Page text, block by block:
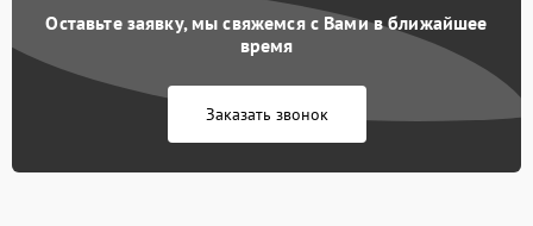
коркое время
1000 ₽ Подробнее →
1500 ₽ Подробнее →
Оставьте заявку, мы свяжемся с Вами в ближайшее
время
Заказать звонок